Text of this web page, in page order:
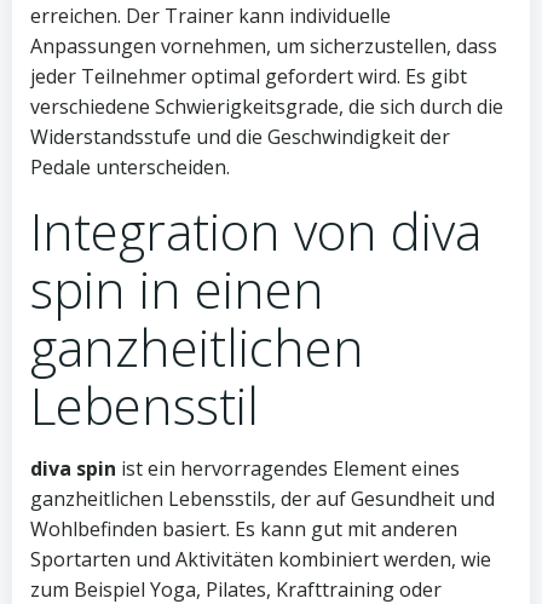
erreichen. Der Trainer kann individuelle
Anpassungen vornehmen, um sicherzustellen, dass
jeder Teilnehmer optimal gefordert wird. Es gibt
verschiedene Schwierigkeitsgrade, die sich durch die
Widerstandsstufe und die Geschwindigkeit der
Pedale unterscheiden.
Integration von diva
spin in einen
ganzheitlichen
Lebensstil
diva spin ist ein hervorragendes Element eines
ganzheitlichen Lebensstils, der auf Gesundheit und
Wohlbefinden basiert. Es kann gut mit anderen
Sportarten und Aktivitäten kombiniert werden, wie
zum Beispiel Yoga, Pilates, Krafttraining oder